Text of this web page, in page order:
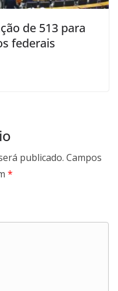
de 513 para
federais
publicado. Campos
*